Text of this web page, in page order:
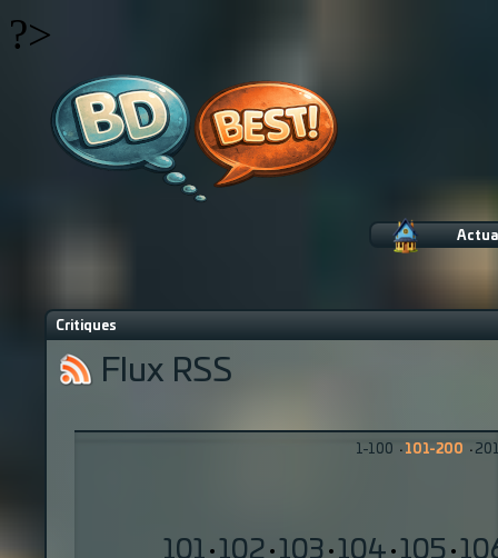
?>
Critiques
Flux RSS
1-100 · 101-200 ·
101 · 102 · 103 · 104 · 105 ·